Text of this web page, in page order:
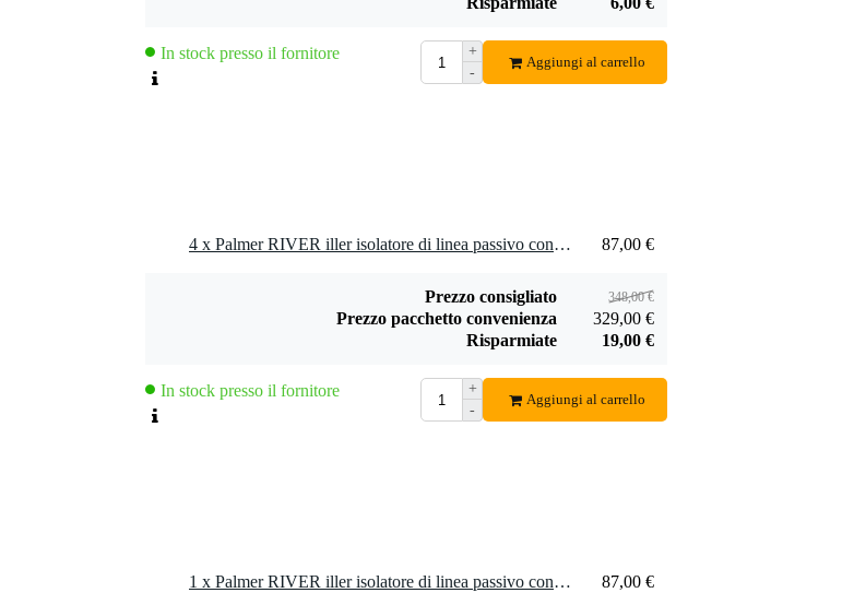
In stock presso il fornitore
+
-
Aggiungi al carrello
4 x Palmer RIVER iller isolatore di linea passivo con ingresso combinato XLR/Jack 87,00 €
Prezzo consigliato 348,00 €
Prezzo pacchetto convenienza
329,00 €
Risparmiate
19,00 €
In stock presso il fornitore
+
-
Aggiungi al carrello
1 x Palmer RIVER iller isolatore di linea passivo con ingresso combinato XLR/Jack
87,00 €